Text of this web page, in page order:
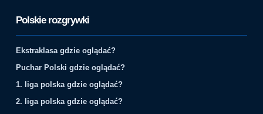
Polskie rozgrywki
Ekstraklasa gdzie oglądać?
Puchar Polski gdzie oglądać?
1. liga polska gdzie oglądać?
2. liga polska gdzie oglądać?